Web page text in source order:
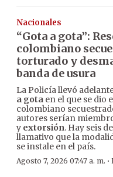
Nacionales
“Gota a gota”:
colombiano
torturado y
banda de usura
La Policía llevó
a gota en el que se dio
colombiano
autores serían
y extorsión. Hay seis
llamativo que la
se instale en el país.
Agosto 7, 2026 07:47 a. m. ·